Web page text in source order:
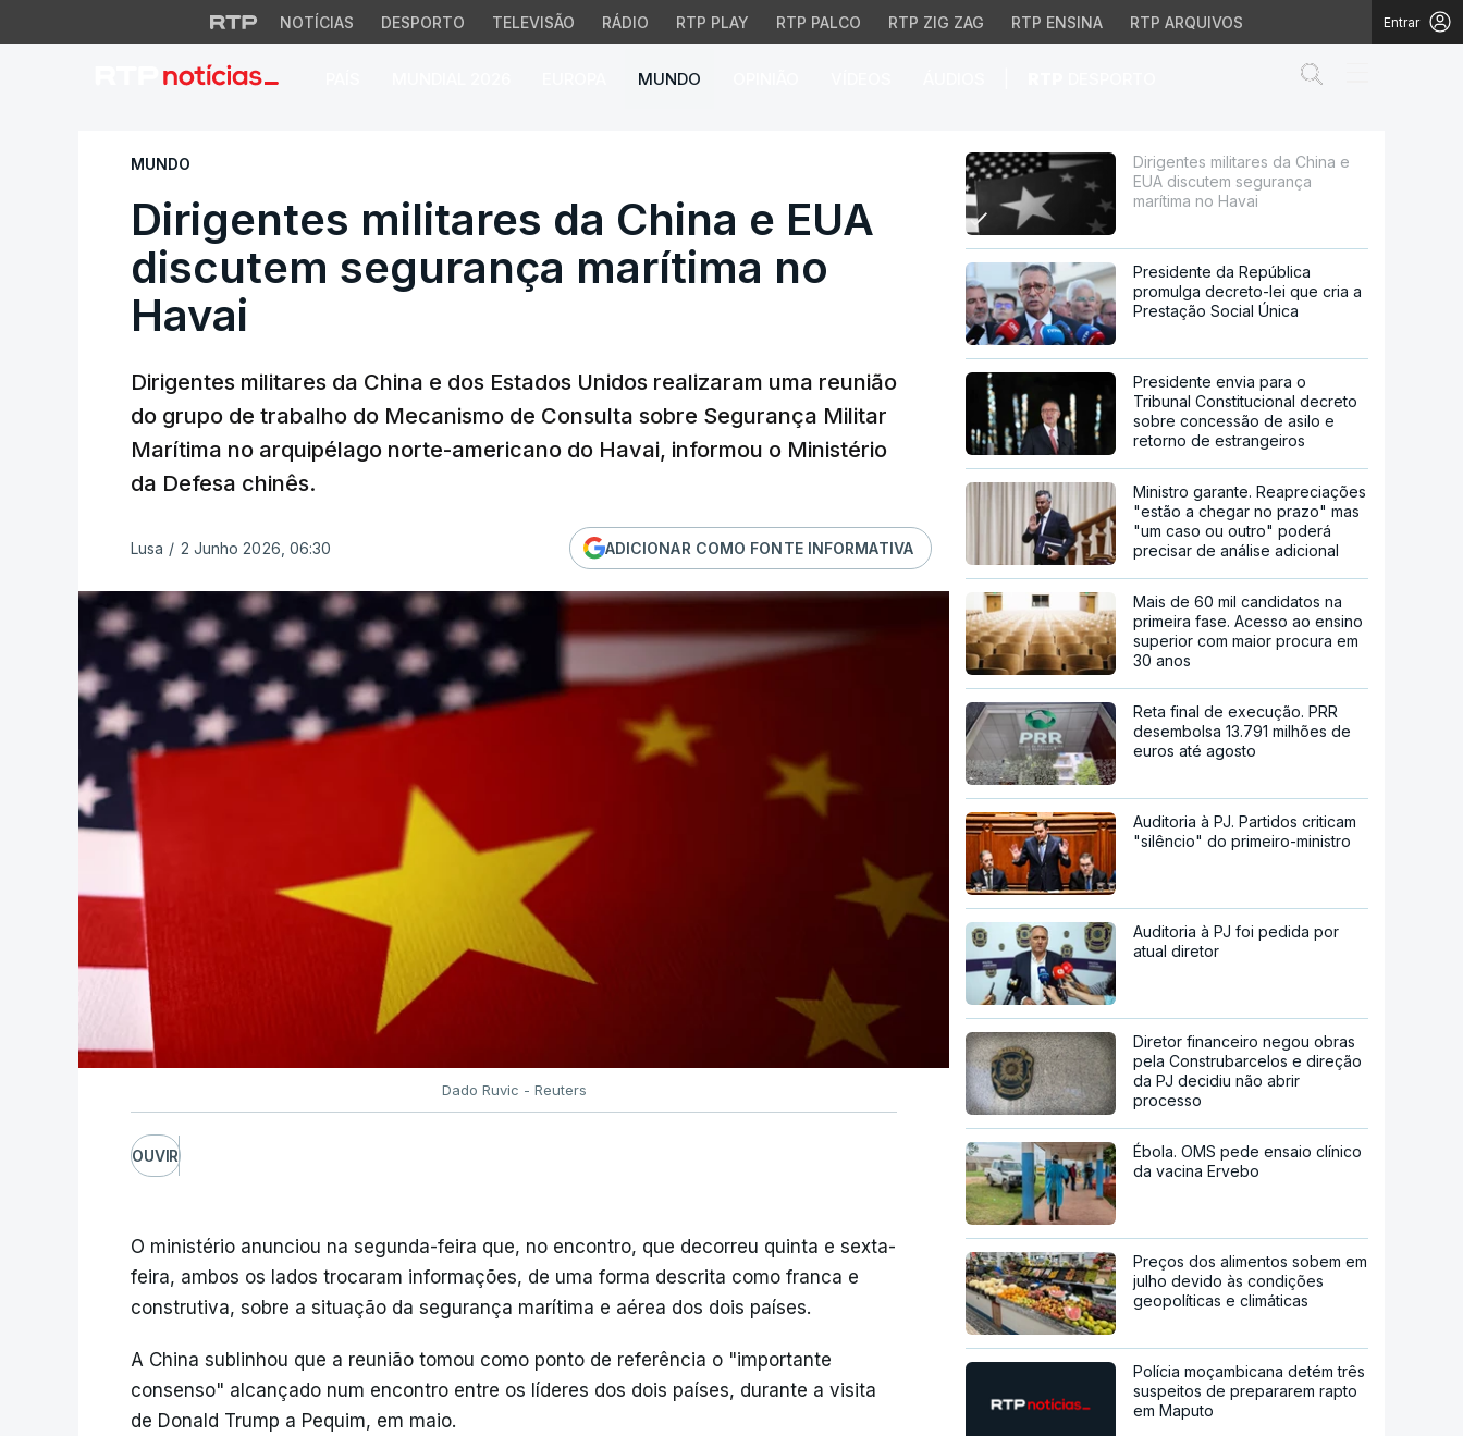
NOTÍCIAS DESPORTO TELEVISÃO RÁDIO RTP PLAY RTP PALCO RTP ZIG ZAG RTP ENSINA RTP ARQUIVOS Entrar
MUNDO
Dirigentes militares da China e EUA discutem segurança marítima
MUNDO
Dirigentes militares da China e EUA
discutem segurança marítima no
Havai
Dirigentes militares da China e dos Estados Unidos realizaram uma reunião
do grupo de trabalho do Mecanismo de Consulta sobre Segurança Militar
Marítima no arquipélago norte-americano do Havai, informou o Ministério
da Defesa chinês.
Lusa / 2 Junho 2026, 06:30 ADICIONAR COMO FONTE INFORMATIVA
Dado Ruvic - Reuters
OUVIR
O ministério anunciou na segunda-feira que, no encontro, que decorreu quinta e sexta-
feira, ambos os lados trocaram informações, de uma forma descrita como franca e
construtiva, sobre a situação da segurança marítima e aérea dos dois países.
A China sublinhou que a reunião tomou como ponto de referência o "importante
consenso" alcançado num encontro entre os líderes dos dois países, durante a visita
de Donald Trump a Pequim, em maio.
Dirigentes militares da China e
EUA discutem segurança
marítima no Havai
Presidente da República
promulga decreto-lei que cria a
Prestação Social Única
Presidente envia para o
Tribunal Constitucional decreto
sobre concessão de asilo e
retorno de estrangeiros
Ministro garante. Reapreciações
"estão a chegar no prazo" mas
"um caso ou outro" poderá
precisar de análise adicional
Mais de 60 mil candidatos na
primeira fase. Acesso ao ensino
superior com maior procura em
30 anos
Reta final de execução. PRR
desembolsa 13.791 milhões de
euros até agosto
Auditoria à PJ. Partidos criticam
"silêncio" do primeiro-ministro
Auditoria à PJ foi pedida por
atual diretor
Diretor financeiro negou obras
pela Construbarcelos e direção
da PJ decidiu não abrir
processo
Ébola. OMS pede ensaio clínico
da vacina Ervebo
Preços dos alimentos sobem em
julho devido às condições
geopolíticas e climáticas
Polícia moçambicana detém três
suspeitos de prepararem rapto
em Maputo